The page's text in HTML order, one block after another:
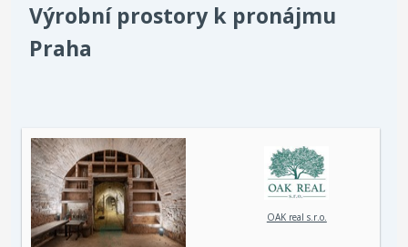
Výrobní prostory k pronájmu
Praha
OAK real s.r.o.